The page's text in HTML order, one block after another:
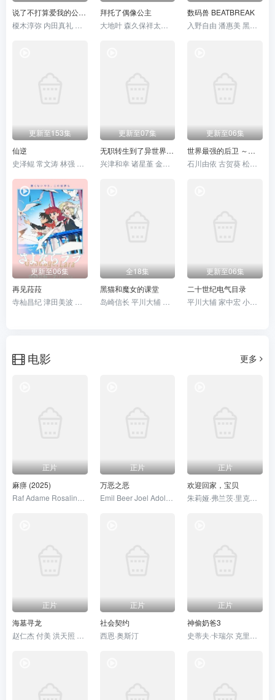
说了不打算爱我的公爵继承人，不知为何对我宠爱有加
拜托了偶像公主
数码兽 BEATBREAK
更新至153集
仙逆
更新至07集
无职转生到了异世界就拿出真本事第三季
更新至06集
世界最强的后卫 ～迷宫国的新人探索者～
更新至06集
再见菈菈
全18集
黑猫和魔女的课堂
更新至06集
二十世纪电气目录
电影 更多
正片
麻痹 (2025)
正片
万恶之恶
正片
欢迎回家，宝贝
正片
海墓寻龙
赵仁杰 付美 洪天照 张晶
正片
社会契约
西恩·奥斯汀
正片
神偷奶爸3
史蒂夫·卡瑞尔 克里斯汀·韦格 崔·帕克 米兰达·卡斯格拉夫 达纳·盖尔 内芙·沙雷尔